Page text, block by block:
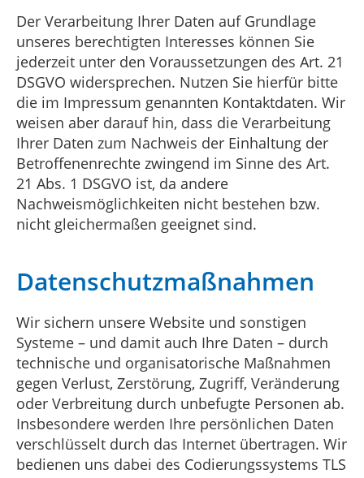
Der Verarbeitung Ihrer Daten auf Grundlage
unseres berechtigten Interesses können Sie
jederzeit unter den Voraussetzungen des Art. 21
DSGVO widersprechen. Nutzen Sie hierfür bitte
die im Impressum genannten Kontaktdaten. Wir
weisen aber darauf hin, dass die Verarbeitung
Ihrer Daten zum Nachweis der Einhaltung der
Betroffenenrechte zwingend im Sinne des Art.
21 Abs. 1 DSGVO ist, da andere
Nachweismöglichkeiten nicht bestehen bzw.
nicht gleichermaßen geeignet sind.
Datenschutzmaßnahmen
Wir sichern unsere Website und sonstigen
Systeme – und damit auch Ihre Daten – durch
technische und organisatorische Maßnahmen
gegen Verlust, Zerstörung, Zugriff, Veränderung
oder Verbreitung durch unbefugte Personen ab.
Insbesondere werden Ihre persönlichen Daten
verschlüsselt durch das Internet übertragen. Wir
bedienen uns dabei des Codierungssystems TLS